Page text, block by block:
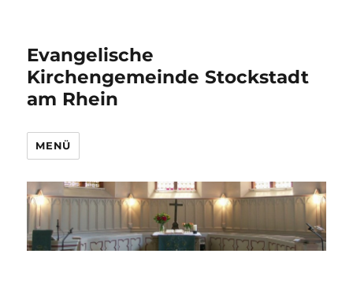
Evangelische
Kirchengemeinde Stockstadt
am Rhein
MENÜ